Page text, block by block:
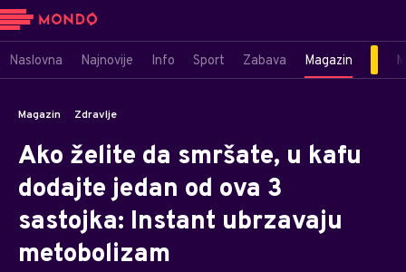
Naslovna Najnovije Info Sport Zabava Magazin
Magazin Zdravlje
Ako želite da smršate, u kafu
dodajte jedan od ova 3
sastojka: Instant ubrzavaju
metobolizam